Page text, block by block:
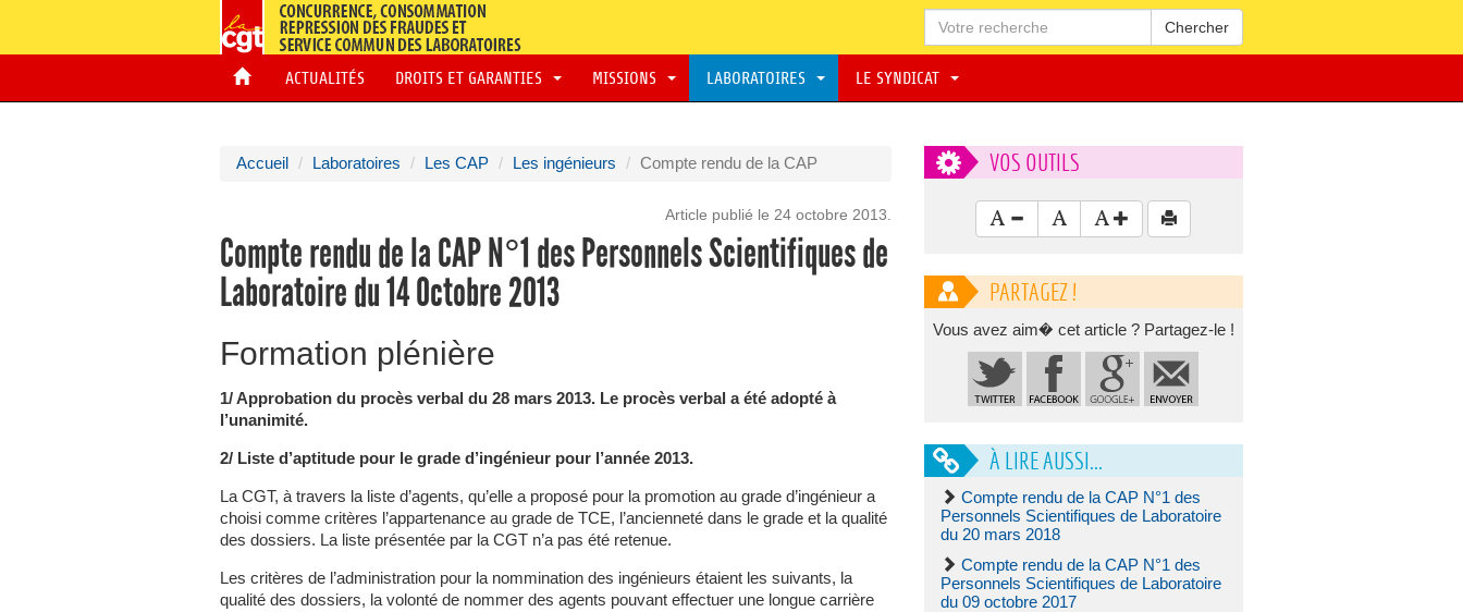
Chercher
ACTUALITÉS DROITS ET GARANTIES MISSIONS LABORATOIRES LE SYNDICAT
Accueil Laboratoires Les CAP Les ingénieurs Compte rendu de la CAP
Article publié le 24 octobre 2013.
Compte rendu de la CAP N°1 des Personnels Scientifiques de
Laboratoire du 14 Octobre 2013
Formation plénière
1/ Approbation du procès verbal du 28 mars 2013. Le procès verbal a été adopté à
l’unanimité.
2/ Liste d’aptitude pour le grade d’ingénieur pour l’année 2013.
La CGT, à travers la liste d’agents, qu’elle a proposé pour la promotion au grade d’ingénieur a
choisi comme critères l’appartenance au grade de TCE, l’ancienneté dans le grade et la qualité
des dossiers. La liste présentée par la CGT n’a pas été retenue.
Les critères de l’administration pour la nommination des ingénieurs étaient les suivants, la
qualité des dossiers, la volonté de nommer des agents pouvant effectuer une longue carrière
VOS OUTILS
PARTAGEZ !
Vous avez aim� cet article ? Partagez-le !
À LIRE AUSSI...
Compte rendu de la CAP N°1 des
Personnels Scientifiques de Laboratoire
du 20 mars 2018
Compte rendu de la CAP N°1 des
Personnels Scientifiques de Laboratoire
du 09 octobre 2017